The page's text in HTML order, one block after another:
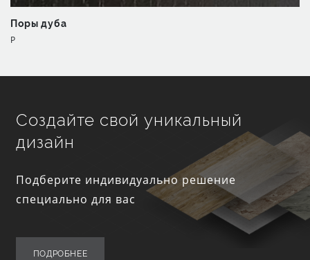
Поры дуба
P
Создайте свой уникальный
дизайн
Подберите индивидуально решение
специально для вас
ПОДРОБНЕЕ